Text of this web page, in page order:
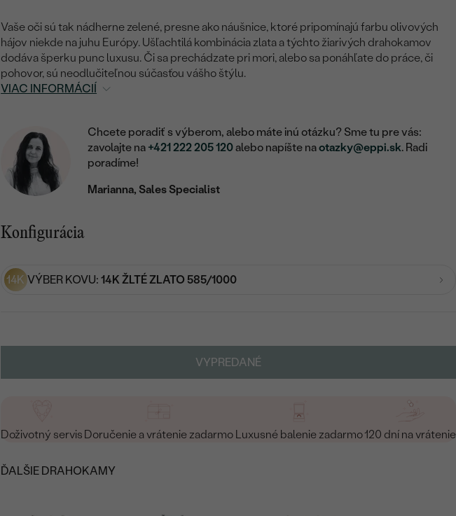
Vaše oči sú tak nádherne zelené, presne ako náušnice, ktoré pripomínajú farbu olivových
hájov niekde na juhu Európy. Ušľachtilá kombinácia zlata a týchto žiarivých drahokamov
dodáva šperku punc luxusu. Či sa prechádzate pri mori, alebo sa ponáhľate do práce, či
pohovor, sú neodlučiteľnou súčasťou vášho štýlu.
VIAC INFORMÁCIÍ
Chcete poradiť s výberom, alebo máte inú otázku? Sme tu pre vás:
zavolajte na +421 222 205 120alebo napíšte naotazky@eppi.sk. Radi
poradíme!
Marianna, Sales Specialist
Konfigurácia
14K VÝBER KOVU: 14K ŽLTÉ ZLATO 585/1000
VYPREDANÉ
Doživotný servis Doručenie a vrátenie zadarmo Luxusné balenie zadarmo120 dní na vrátenie
ĎALŠIE DRAHOKAMY